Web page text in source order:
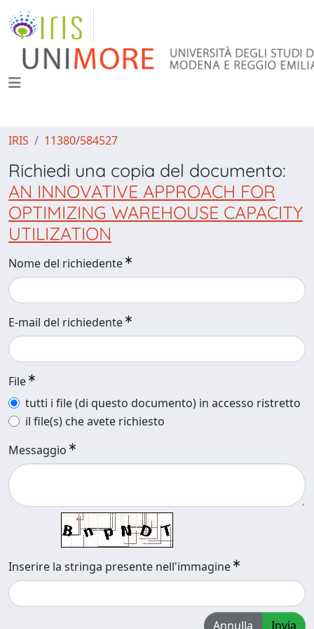
IRIS 11380/584527
Richiedi una copia del documento:
AN INNOVATIVE APPROACH FOR
OPTIMIZING WAREHOUSE CAPACITY
UTILIZATION
Nome del richiedente
E-mail del richiedente
File
tutti i file (di questo documento) in accesso ristretto
il file(s) che avete richiesto
Messaggio
Inserire la stringa presente nell'immagine
Annulla Invia